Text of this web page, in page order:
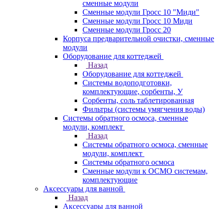
сменные модули
Сменные модули Гросс 10 "Миди"
Сменные модули Гросс 10 Миди
Сменные модули Гросс 20
Корпуса предварительной очистки, сменные
модули
Оборудование для коттеджей
Назад
Оборудование для коттеджей
Системы водоподготовки,
комплектующие, сорбенты, У
Сорбенты, соль таблетированная
Фильтры (системы умягчения воды)
Системы обратного осмоса, сменные
модули, комплект
Назад
Системы обратного осмоса, сменные
модули, комплект
Системы обратного осмоса
Сменные модули к ОСМО системам,
комплектующие
Аксессуары для ванной
Назад
Аксессуары для ванной